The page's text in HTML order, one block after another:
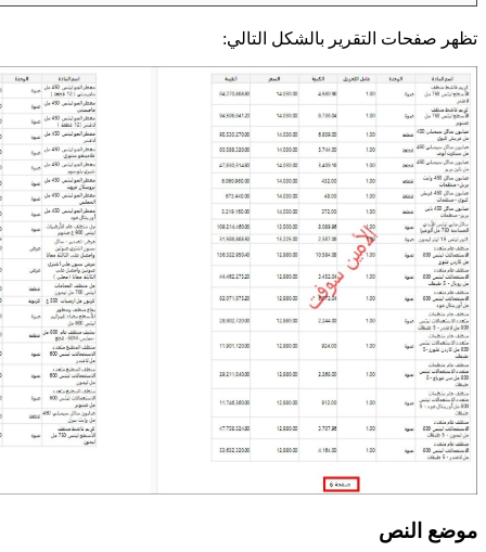
تظهر صفحات التقرير بالشكل التالي:
موضع النص